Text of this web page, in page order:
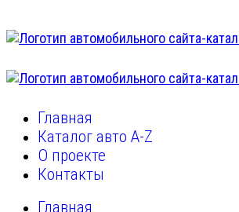
Главная
Каталог авто A-Z
О проекте
Контакты
Главная